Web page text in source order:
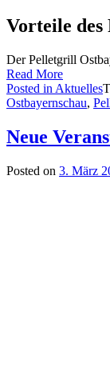
Vorteile
Der Pelletgrill
Read More
Posted in Aktuelles
Ostbayernschau,
Neue
Posted on 3. März